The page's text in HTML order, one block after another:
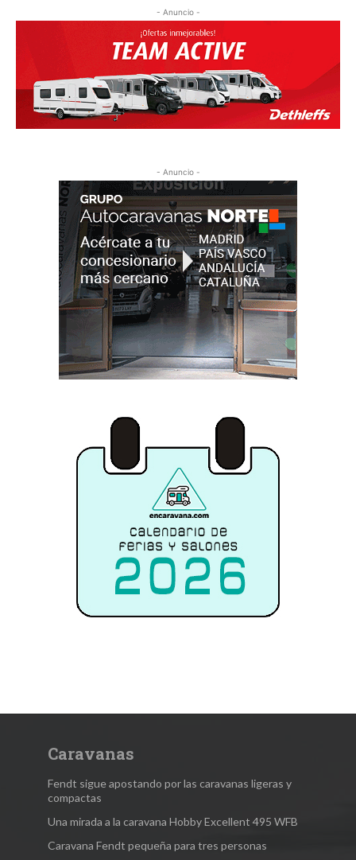
- Anuncio -
- Anuncio -
Caravanas
Fendt sigue apostando por las caravanas ligeras y
compactas
Una mirada a la caravana Hobby Excellent 495 WFB
Caravana Fendt pequeña para tres personas